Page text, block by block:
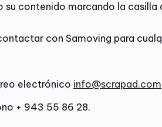
su contenido marcando la
con Samoving para
electrónico info@scrapad.com
+ 943 55 86 28.